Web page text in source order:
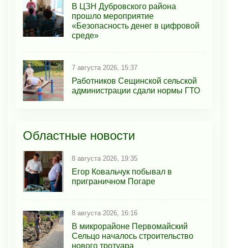
В ЦЗН Дубровского района
прошло мероприятие
«Безопасность денег в цифровой
среде»
7 августа 2026, 15:37
Работников Сещинской сельской
администрации сдали нормы ГТО
Областные новости
8 августа 2026, 19:35
Егор Ковальчук побывал в
приграничном Погаре
8 августа 2026, 16:16
В микрорайоне Первомайский
Сельцо началось строительство
нового тротуара